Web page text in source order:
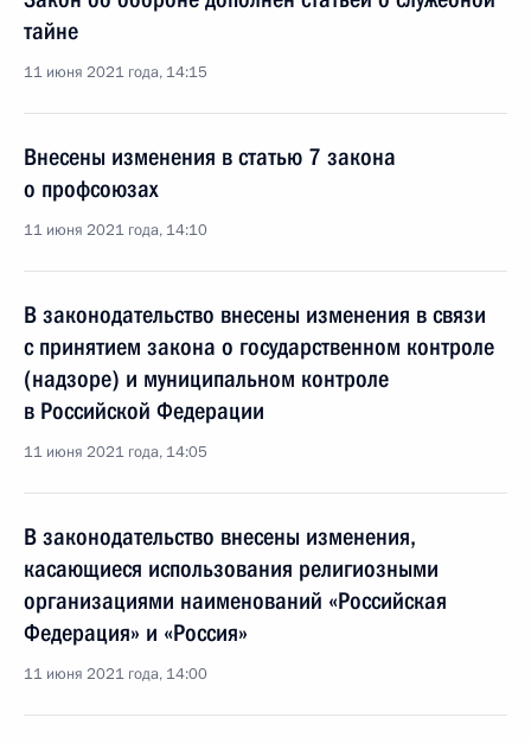
тайне
11 июня 2021 года, 14:15
Внесены изменения в статью 7 закона
о профсоюзах
11 июня 2021 года, 14:10
В законодательство внесены изменения в связи
с принятием закона о государственном контроле
(надзоре) и муниципальном контроле
в Российской Федерации
11 июня 2021 года, 14:05
В законодательство внесены изменения,
касающиеся использования религиозными
организациями наименований «Российская
Федерация» и «Россия»
11 июня 2021 года, 14:00